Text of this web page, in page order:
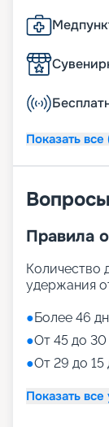
Показать все
Правила
Количество
удержания
●Более 46
●От 45 до
●От 29 до 15
Показать все